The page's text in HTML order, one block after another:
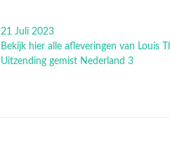
21 Juli 2023
Bekijk hier alle afleveringen van Louis
Uitzending gemist Nederland 3